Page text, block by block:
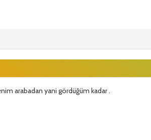
arabadan yani gördüğüm kadar .